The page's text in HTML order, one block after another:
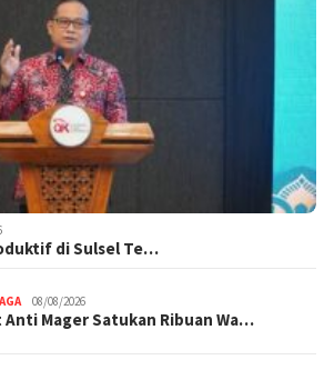
di Sulsel Te…
08/08/2026
Anti Mager Satukan Ribuan Wa…